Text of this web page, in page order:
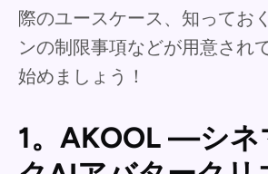
際のユースケース、知ってお
ンの制限事項などが用意され
始めましょう！
1。AKOOL —シネ